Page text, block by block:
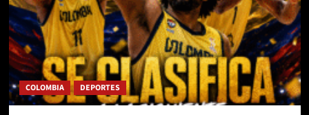
COLOMBIA DEPORTES